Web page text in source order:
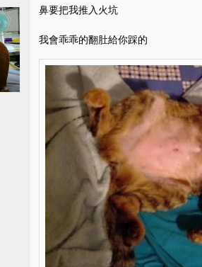
鼻要把我推入火坑
我會乖乖的翻肚給你踩的